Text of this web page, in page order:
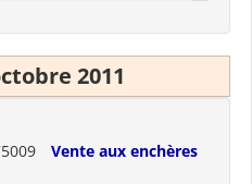
2011
Vente aux enchères